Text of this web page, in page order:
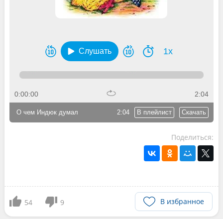
Слушать 1x
0:00:00 2:04
2:04 В плейлист Скачать
О чем Индюк думал
Поделиться:
54 9 В избранное